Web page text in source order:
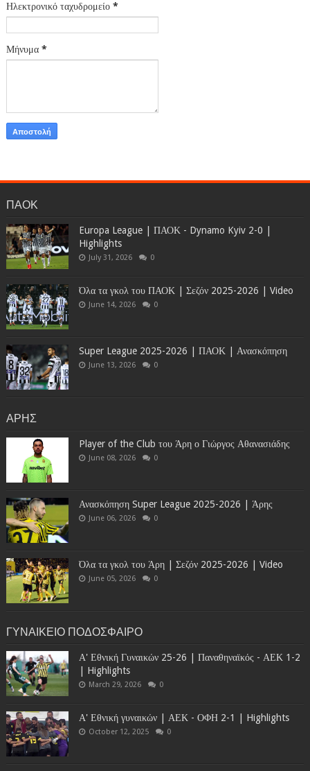
Ηλεκτρονικό ταχυδρομείο *
Μήνυμα *
ΠΑΟΚ
Europa League | ΠΑΟΚ - Dynamo Kyiv 2-0 |
Highlights
July 31, 2026 0
Όλα τα γκολ του ΠΑΟΚ | Σεζόν 2025-2026 | Video
June 14, 2026 0
Super League 2025-2026 | ΠΑΟΚ | Ανασκόπηση
June 13, 2026 0
ΑΡΗΣ
Player of the Club του Άρη ο Γιώργος Αθανασιάδης
June 08, 2026 0
Ανασκόπηση Super League 2025-2026 | Άρης
June 06, 2026 0
Όλα τα γκολ του Άρη | Σεζόν 2025-2026 | Video
June 05, 2026 0
ΓΥΝΑΙΚΕΙΟ ΠΟΔΟΣΦΑΙΡΟ
Α' Εθνική Γυναικών 25-26 | Παναθηναϊκός - ΑΕΚ 1-2
| Highlights
March 29, 2026 0
Α' Εθνική γυναικών | ΑΕΚ - ΟΦΗ 2-1 | Highlights
October 12, 2025 0